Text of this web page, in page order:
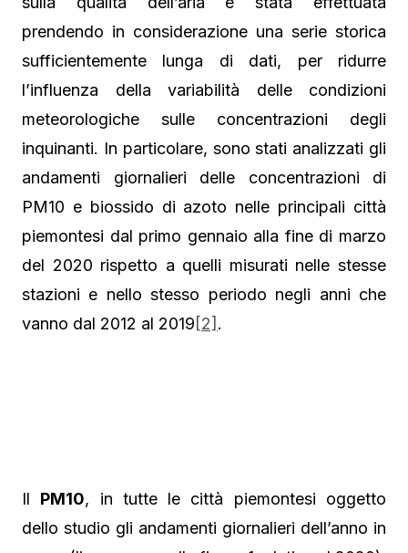
prendendo in considerazione una serie storica
sufficientemente lunga di dati, per ridurre
l’influenza della variabilità delle condizioni
meteorologiche sulle concentrazioni degli
inquinanti. In particolare, sono stati analizzati gli
andamenti giornalieri delle concentrazioni di
PM10 e biossido di azoto nelle principali città
piemontesi dal primo gennaio alla fine di marzo
del 2020 rispetto a quelli misurati nelle stesse
stazioni e nello stesso periodo negli anni che
vanno dal 2012 al 2019[2] .
Il PM10, in tutte le città piemontesi oggetto
dello studio gli andamenti giornalieri dell’anno in